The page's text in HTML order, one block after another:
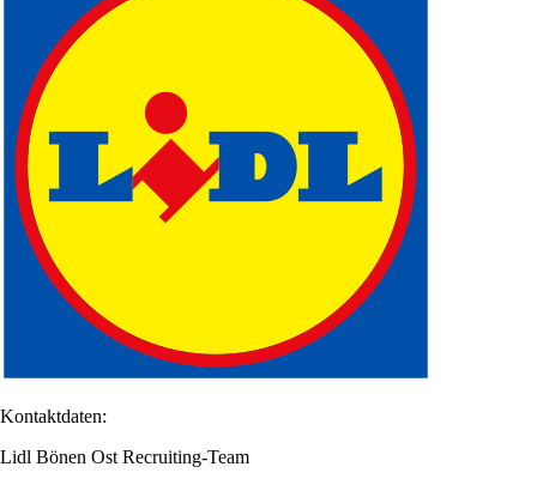
Kontaktdaten:
Lidl Bönen Ost Recruiting-Team